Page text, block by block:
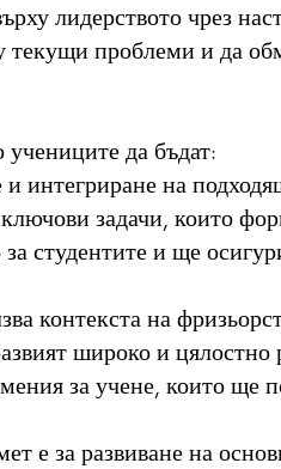
лидерството чрез
текущи проблеми и да
да бъдат:
интегриране на
задачи, които
студентите и ще
контекста на
широко и цялостно
за учене, които ще
е за развиване на